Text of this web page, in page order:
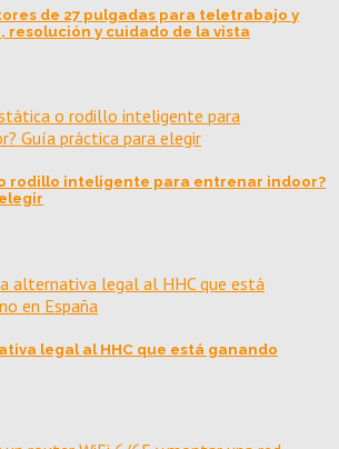
de 27 pulgadas para teletrabajo y
resolución y cuidado de la vista
rodillo inteligente para entrenar indoor?
legal al HHC que está ganando